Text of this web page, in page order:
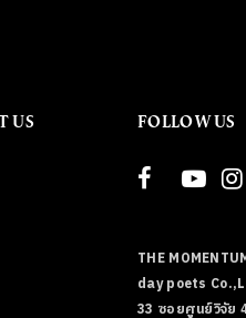
US FOLLOW US
THE
day poets
33 ซอยศูนย์วิจัย